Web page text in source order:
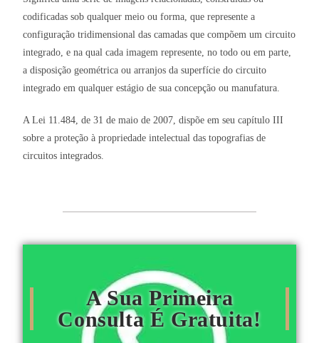
codificadas sob qualquer meio ou forma, que represente a
configuração tridimensional das camadas que compõem um circuito
integrado, e na qual cada imagem represente, no todo ou em parte,
a disposição geométrica ou arranjos da superfície do circuito
integrado em qualquer estágio de sua concepção ou manufatura.
A Lei 11.484, de 31 de maio de 2007, dispõe em seu capítulo III
sobre a proteção à propriedade intelectual das topografias de
circuitos integrados.
A Sua Primeira
Consulta É Gratuita!